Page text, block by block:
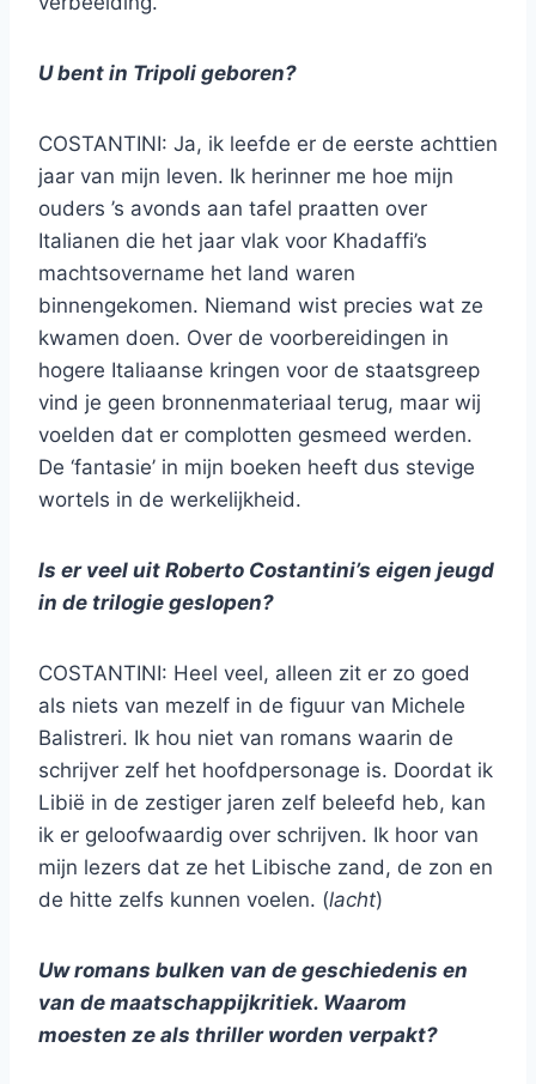
U bent in Tripoli geboren?
COSTANTINI: Ja, ik leefde er de eerste achttien
jaar van mijn leven. Ik herinner me hoe mijn
ouders ’s avonds aan tafel praatten over
Italianen die het jaar vlak voor Khadaffi’s
machtsovername het land waren
binnengekomen. Niemand wist precies wat ze
kwamen doen. Over de voorbereidingen in
hogere Italiaanse kringen voor de staatsgreep
vind je geen bronnenmateriaal terug, maar wij
voelden dat er complotten gesmeed werden.
De ‘fantasie’ in mijn boeken heeft dus stevige
wortels in de werkelijkheid.
Is er veel uit Roberto Costantini’s eigen jeugd
in de trilogie geslopen?
COSTANTINI: Heel veel, alleen zit er zo goed
als niets van mezelf in de figuur van Michele
Balistreri. Ik hou niet van romans waarin de
schrijver zelf het hoofdpersonage is. Doordat ik
Libië in de zestiger jaren zelf beleefd heb, kan
ik er geloofwaardig over schrijven. Ik hoor van
mijn lezers dat ze het Libische zand, de zon en
de hitte zelfs kunnen voelen. (lacht)
Uw romans bulken van de geschiedenis en
van de maatschappijkritiek. Waarom
moesten ze als thriller worden verpakt?